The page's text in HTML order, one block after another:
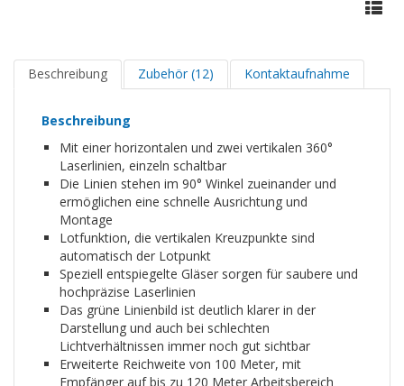
Beschreibung Zubehör (12) Kontaktaufnahme
Beschreibung
Mit einer horizontalen und zwei vertikalen 360°
Laserlinien, einzeln schaltbar
Die Linien stehen im 90° Winkel zueinander und
ermöglichen eine schnelle Ausrichtung und
Montage
Lotfunktion, die vertikalen Kreuzpunkte sind
automatisch der Lotpunkt
Speziell entspiegelte Gläser sorgen für saubere und
hochpräzise Laserlinien
Das grüne Linienbild ist deutlich klarer in der
Darstellung und auch bei schlechten
Lichtverhältnissen immer noch gut sichtbar
Erweiterte Reichweite von 100 Meter, mit
Empfänger auf bis zu 120 Meter Arbeitsbereich